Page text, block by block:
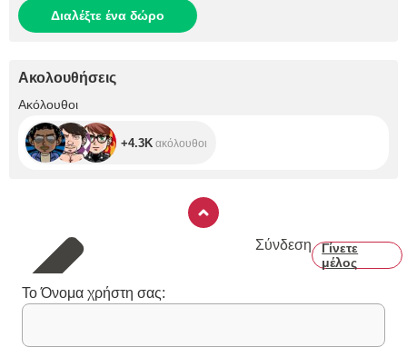
Διαλέξτε ένα δώρο
Ακολουθήσεις
Ακόλουθοι
+4.3K ακόλουθοι
Σύνδεση
Γίνετε
μέλος
Το Όνομα χρήστη σας: